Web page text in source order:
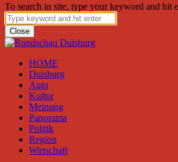
To search in site, type your keyword and hit
Close
HOME
Duisburg
Auto
Kultur
Meinung
Panorama
Politik
Region
Wirtschaft